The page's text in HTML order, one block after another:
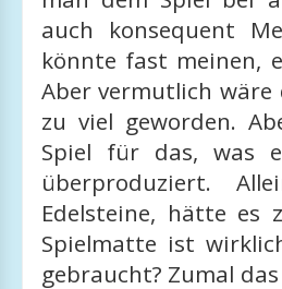
auch konsequent
könnte fast meinen,
Aber vermutlich wäre
zu viel geworden.
Spiel für das, was
überproduziert.
Edelsteine, hätte
Spielmatte ist
gebraucht? Zumal